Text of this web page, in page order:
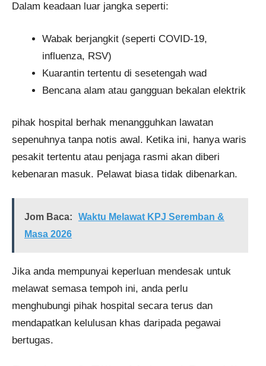
Dalam keadaan luar jangka seperti:
Wabak berjangkit (seperti COVID-19,
influenza, RSV)
Kuarantin tertentu di sesetengah wad
Bencana alam atau gangguan bekalan elektrik
pihak hospital berhak menangguhkan lawatan
sepenuhnya tanpa notis awal. Ketika ini, hanya waris
pesakit tertentu atau penjaga rasmi akan diberi
kebenaran masuk. Pelawat biasa tidak dibenarkan.
Jom Baca:
Waktu Melawat KPJ Seremban &
Masa 2026
Jika anda mempunyai keperluan mendesak untuk
melawat semasa tempoh ini, anda perlu
menghubungi pihak hospital secara terus dan
mendapatkan kelulusan khas daripada pegawai
bertugas.